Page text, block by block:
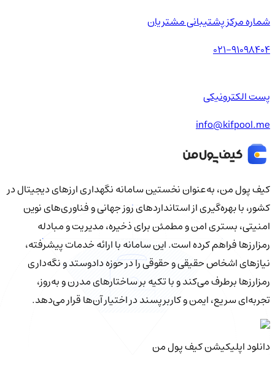
شماره مرکز پشتیبانی مشتریان
021-91098404
پست الکترونیکی
info@kifpool.me
کیف‌ پول من، به‌عنوان نخستین سامانه نگهداری ارزهای دیجیتال در
کشور، با بهره‌گیری از استانداردهای روز جهانی و فناوری‌های نوین
امنیتی، بستری امن و مطمئن برای ذخیره، مدیریت و مبادله
رمزارزها فراهم کرده است. این سامانه با ارائه خدمات پیشرفته،
نیازهای اشخاص حقیقی و حقوقی را در حوزه دادوستد و نگه‌داری
رمزارزها برطرف می‌کند و با تکیه بر ساختارهای مدرن و به‌روز،
تجربه‌ای سریع، ایمن و کاربرپسند در اختیار آن‌ها قرار می‌دهد.
دانلود اپلیکیشن کیف‌ پول من